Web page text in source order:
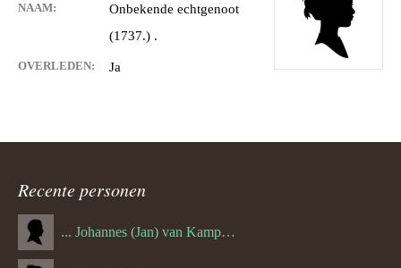
NAAM:
Onbekende echtgenoot
(1737.) .
OVERLEDEN: Ja
Recente personen
... Johannes (Jan) van Kampenhout (1311.)